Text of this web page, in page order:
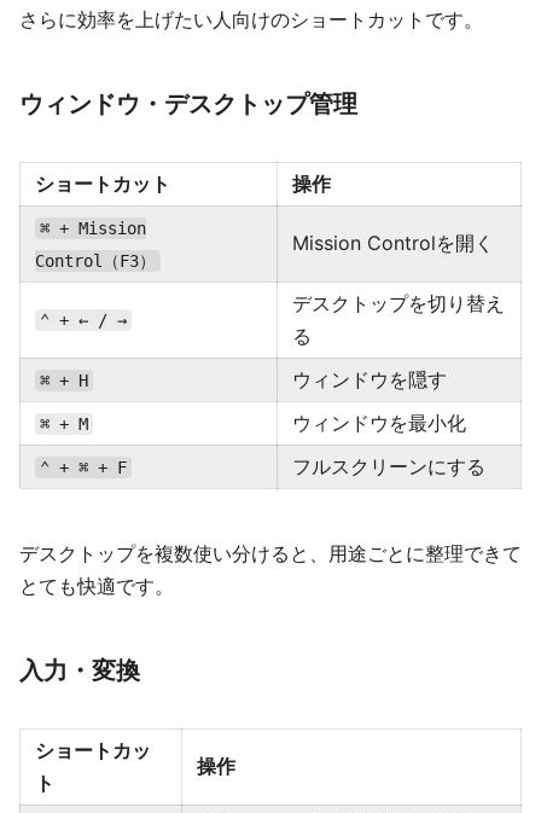
さらに効率を上げたい人向けのショートカットです。
ウィンドウ・デスクトップ管理
ショートカット 操作
⌘ + Mission
Control（F3）
Mission Controlを開く
⌃ + ← / →
デスクトップを切り替え
る
⌘ + H ウィンドウを隠す
⌘ + M ウィンドウを最小化
⌃ + ⌘ + F フルスクリーンにする
デスクトップを複数使い分けると、用途ごとに整理できて
とても快適です。
入力・変換
ショートカッ
ト
操作